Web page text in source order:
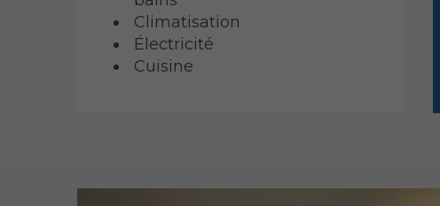
Climatisation
Électricité
Cuisine